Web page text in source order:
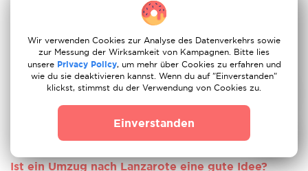
Stellen Sie einen Antrag auf eine Krankenversicherung
übersetzen und legalisieren
Kaufen Sie eine lokale SIM-Karte
Aufenthaltsgenehmigung
Stellen Sie einen Antrag auf eine Krankenversicherung
Ist ein Umzug nach Lanzarote eine gute Idee?
Wir verwenden Cookies zur Analyse des Datenverkehrs sowie
zur Messung der Wirksamkeit von Kampagnen. Bitte lies
unsere Privacy Policy, um mehr über Cookies zu erfahren und
wie du sie deaktivieren kannst. Wenn du auf "Einverstanden"
klickst, stimmst du der Verwendung von Cookies zu.
Einverstanden